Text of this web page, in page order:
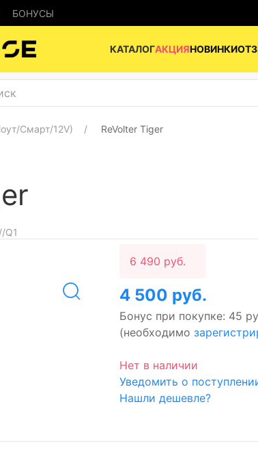
БОНУСЫ
КАТАЛОГАКЦИЯНОВИНКИ
Смарт/12V) ReVolter Tiger
Q1
6 490 руб.
4 500 руб.
Бонус при покупке: 45
(необходимо
Нет в наличии
Уведомить о
Нашли дешевле?